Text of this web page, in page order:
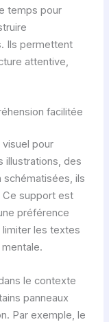
temps pour
Ils permettent
attentive,
facilitée
visuel pour
illustrations, des
ils
Ce support est
préférence
les textes
le contexte
panneaux
Par exemple, le